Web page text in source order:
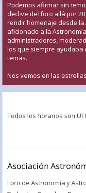
Podemos afirmar sin
declive del foro allá por
rendir homenaje desde la
aficionado a la
administradores,
los que siempre ayudaba
temas.
Nos vemos en las
Todos los horarios son
Asociación
Foro de Astronomía y